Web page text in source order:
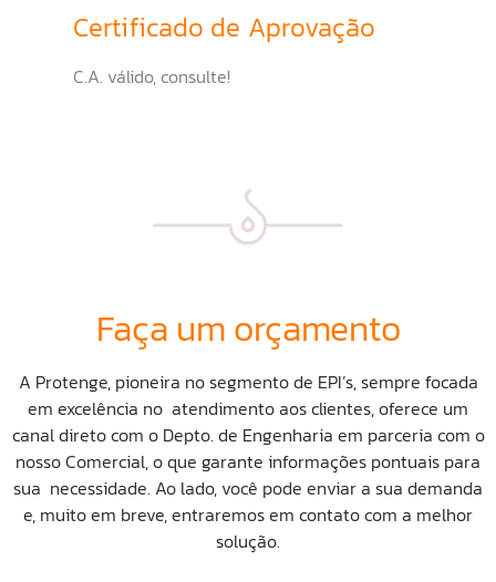
Certificado de Aprovação
C.A. válido, consulte!
Faça um orçamento
A Protenge, pioneira no segmento de EPI’s, sempre focada
em excelência no atendimento aos clientes, oferece um
canal direto com o Depto. de Engenharia em parceria com o
nosso Comercial, o que garante informações pontuais para
sua necessidade. Ao lado, você pode enviar a sua demanda
e, muito em breve, entraremos em contato com a melhor
solução.